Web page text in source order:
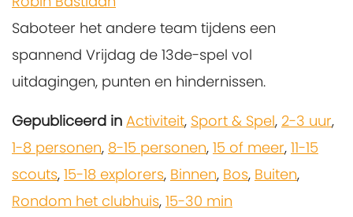
Saboteer het andere team tijdens een
spannend Vrijdag de 13de-spel vol
uitdagingen, punten en hindernissen.
Gepubliceerd in Activiteit, Sport & Spel, 2-3 uur,
1-8 personen, 8-15 personen, 15 of meer, 11-15
scouts, 15-18 explorers, Binnen, Bos, Buiten,
Rondom het clubhuis, 15-30 min